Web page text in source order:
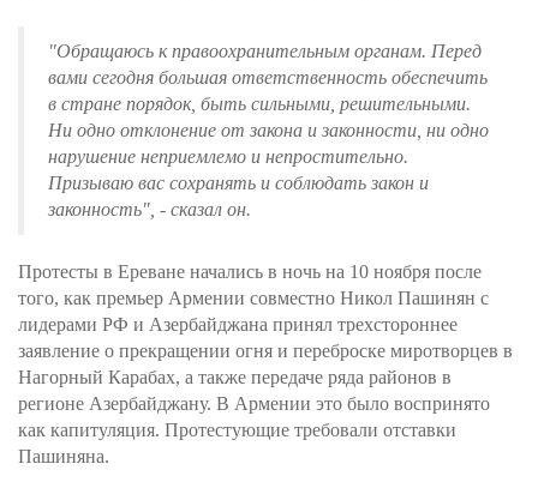
"Обращаюсь к правоохранительным органам. Перед
вами сегодня большая ответственность обеспечить
в стране порядок, быть сильными, решительными.
Ни одно отклонение от закона и законности, ни одно
нарушение неприемлемо и непростительно.
Призываю вас сохранять и соблюдать закон и
законность", - сказал он.
Протесты в Ереване начались в ночь на 10 ноября после
того, как премьер Армении совместно Никол Пашинян с
лидерами РФ и Азербайджана принял трехстороннее
заявление о прекращении огня и переброске миротворцев в
Нагорный Карабах, а также передаче ряда районов в
регионе Азербайджану. В Армении это было воспринято
как капитуляция. Протестующие требовали отставки
Пашиняна.